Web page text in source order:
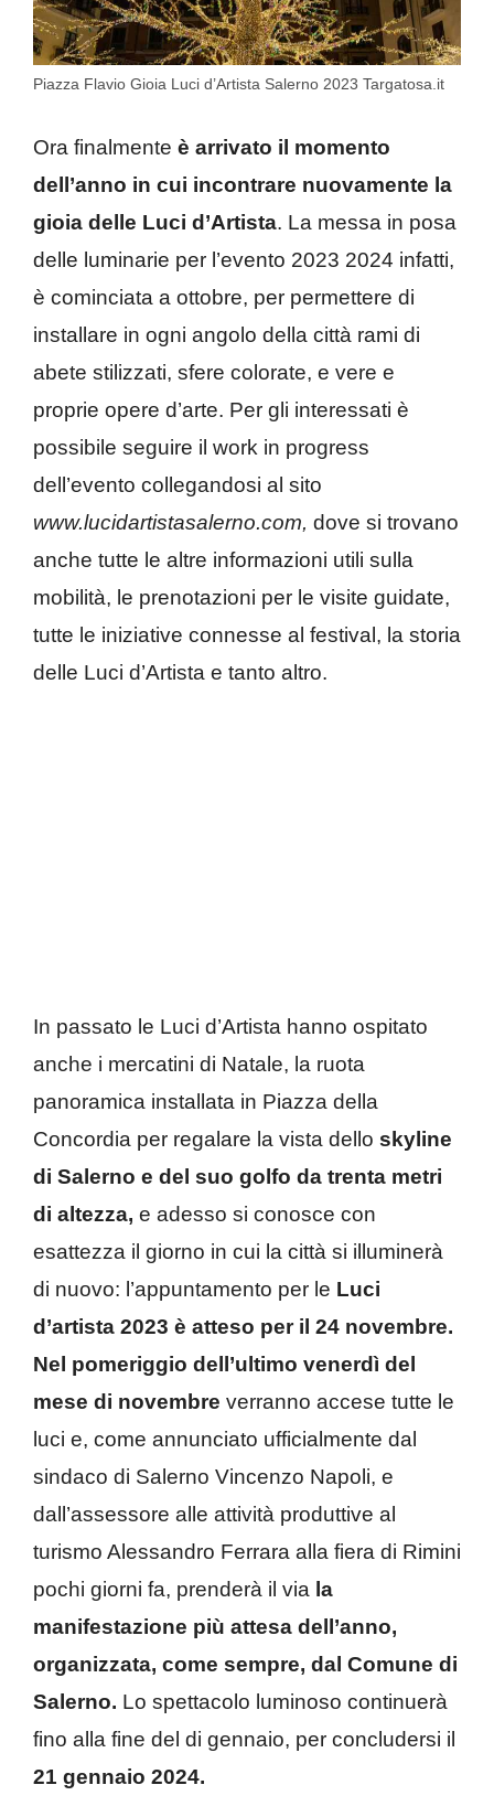
Piazza Flavio Gioia Luci d’Artista Salerno 2023 Targatosa.it
Ora finalmente è arrivato il momento
dell’anno in cui incontrare nuovamente la
gioia delle Luci d’Artista. La messa in posa
delle luminarie per l’evento 2023 2024 infatti,
è cominciata a ottobre, per permettere di
installare in ogni angolo della città rami di
abete stilizzati, sfere colorate, e vere e
proprie opere d’arte. Per gli interessati è
possibile seguire il work in progress
dell’evento collegandosi al sito
www.lucidartistasalerno.com, dove si trovano
anche tutte le altre informazioni utili sulla
mobilità, le prenotazioni per le visite guidate,
tutte le iniziative connesse al festival, la storia
delle Luci d’Artista e tanto altro.
In passato le Luci d’Artista hanno ospitato
anche i mercatini di Natale, la ruota
panoramica installata in Piazza della
Concordia per regalare la vista dello skyline
di Salerno e del suo golfo da trenta metri
di altezza, e adesso si conosce con
esattezza il giorno in cui la città si illuminerà
di nuovo: l’appuntamento per le Luci
d’artista 2023 è atteso per il 24 novembre.
Nel pomeriggio dell’ultimo venerdì del
mese di novembre verranno accese tutte le
luci e, come annunciato ufficialmente dal
sindaco di Salerno Vincenzo Napoli, e
dall’assessore alle attività produttive al
turismo Alessandro Ferrara alla fiera di Rimini
pochi giorni fa, prenderà il via la
manifestazione più attesa dell’anno,
organizzata, come sempre, dal Comune di
Salerno. Lo spettacolo luminoso continuerà
fino alla fine del di gennaio, per concludersi il
21 gennaio 2024.